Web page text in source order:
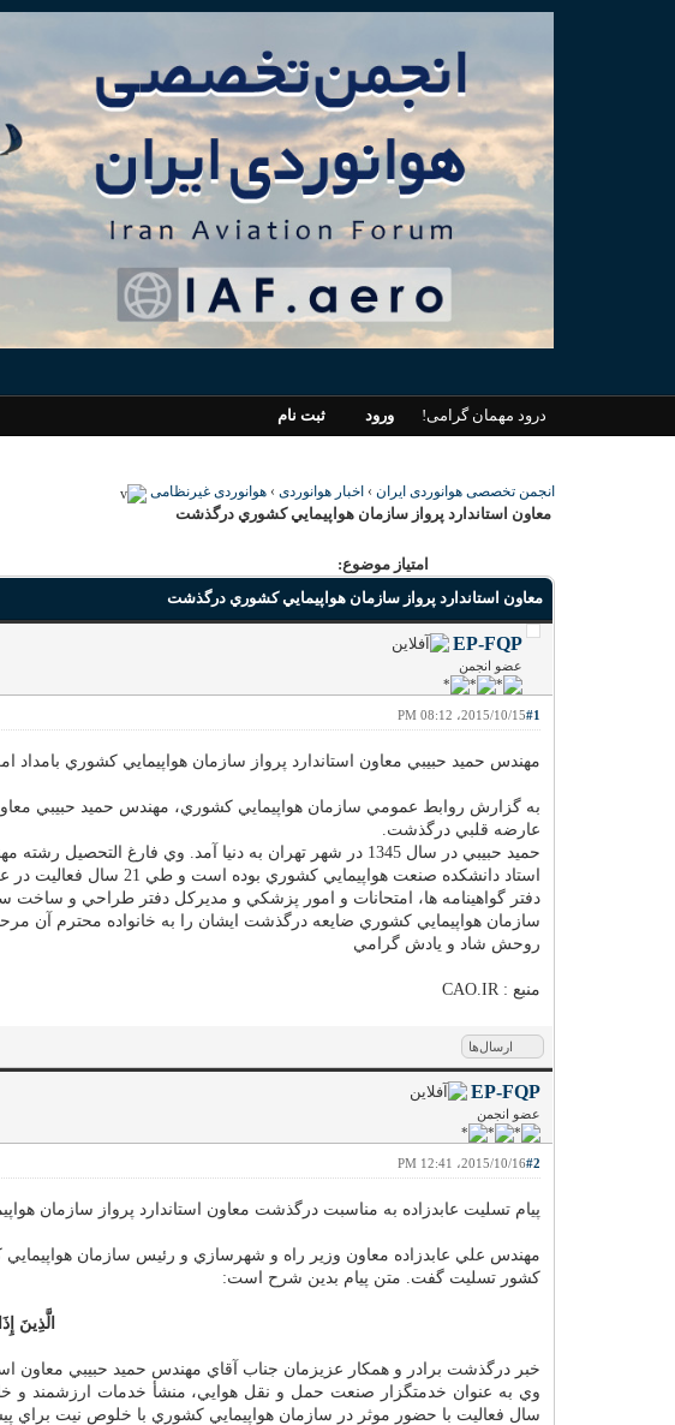
درود مهمان گرامی! ورود ثبت نام
انجمن تخصصی هوانوردی ایران › اخبار هوانوردی ›هوانوردی غیرنظامی
معاون استاندارد پرواز سازمان هواپيمايي كشوري درگذشت
امتیاز موضوع:
معاون استاندارد پرواز سازمان هواپيمايي كشوري درگذشت
EP-FQP
عضو انجمن
#12015/10/15، 08:12 PM
مهندس حميد حبيبي معاون استاندارد پرواز سازمان هواپيمايي كشوري بامداد
عارضه قلبي درگذشت.
حميد حبيبي در سال 1345 در شهر تهران به دنيا آمد. وي
استاد دانشكده صنعت
دفتر گواهينامه ها، امتحانات و امور پزشكي و مديركل دفتر طراحي و ساخت
سازمان هواپيمايي كشوري ضايعه درگذشت ايشان را به خانواده محترم آن
روحش شاد و يادش گرامي
منبع : CAO.IR
ارسال‌ها
EP-FQP
عضو انجمن
#22015/10/16، 12:41 PM
پيام تسليت عابدزاده به مناسبت درگذشت معاون استاندارد پرواز سازمان
مهندس علي عابدزاده معاون وزير راه و شهرسازي و رئيس سازمان
كشور تسليت گفت. متن پيام بدين شرح است:
الَّذِينَ
خبر درگذشت برادر و همكار عزيزمان جناب آقاي مهندس حميد حبيبي معاون
سال فعاليت با حضور موثر در سازمان هواپيمايي كشوري با خلوص نيت